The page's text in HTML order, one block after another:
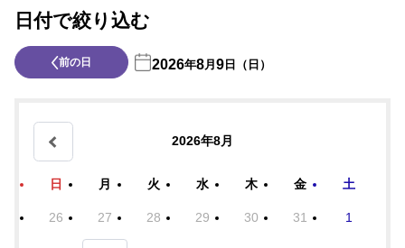
日付で絞り込む
前の日 2026年8月9日（日）
2026年8月
日 月 火 水 木 金 土
26 27 28 29 30 31 1